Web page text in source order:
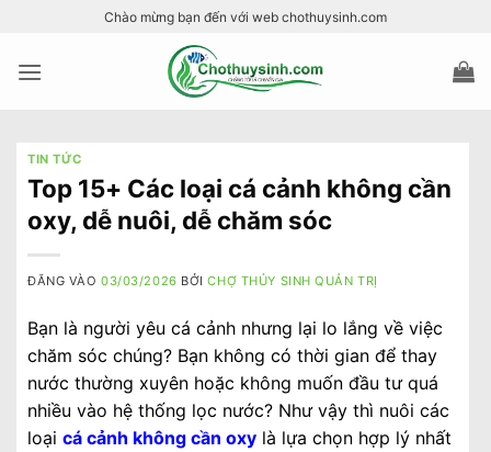
nội
Chào mừng bạn đến với web chothuysinh.com
TIN TỨC
Top 15+ Các loại cá cảnh không cần
oxy, dễ nuôi, dễ chăm sóc
ĐĂNG VÀO03/03/2026 BỞICHỢ THỦY SINH QUẢN TRỊ
Bạn là người yêu cá cảnh nhưng lại lo lắng về việc
chăm sóc chúng? Bạn không có thời gian để thay
nước thường xuyên hoặc không muốn đầu tư quá
nhiều vào hệ thống lọc nước? Như vậy thì nuôi các
loại cá cảnh không cần oxy là lựa chọn hợp lý nhất